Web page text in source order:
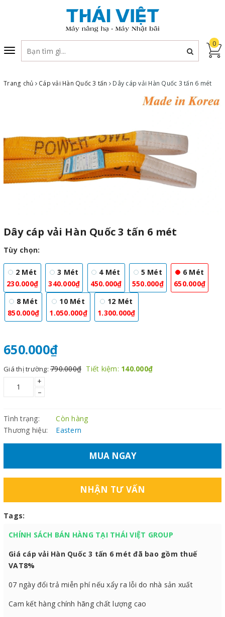
Toggle
navigation
0
Trang chủ Cáp vải Hàn Quốc 3 tấn Dây cáp vải Hàn Quốc 3 tấn 6 mét
Dây cáp vải Hàn Quốc 3 tấn 6 mét
Tùy chọn:
2 Mét
230.000₫
3 Mét
340.000₫
4 Mét
450.000₫
5 Mét
550.000₫
6 Mét
650.000₫
8 Mét
850.000₫
10 Mét
1.050.000₫
12 Mét
1.300.000₫
650.000₫
Giá thị trường: 790.000₫ Tiết kiệm: 140.000₫
+
–
Tình trạng:
Còn hàng
Thương hiệu:
Eastern
MUA NGAY
NHẬN TƯ VẤN
Tags:
CHÍNH SÁCH BÁN HÀNG TẠI THÁI VIỆT GROUP
Giá cáp vải Hàn Quốc 3 tấn 6 mét đã bao gồm thuế
VAT8%
07 ngày đổi trả miễn phí nếu xẩy ra lỗi do nhà sản xuất
Cam kết hàng chính hãng chất lượng cao